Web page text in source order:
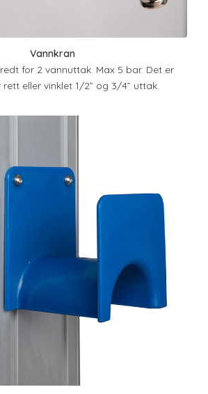
Vannkran
for 2 vannuttak. Max 5 bar. Det er
eller vinklet 1/2” og 3/4” uttak.